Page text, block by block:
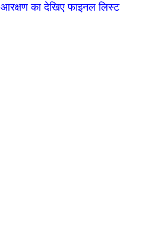
आरक्षण का देखिए फाइनल लिस्ट